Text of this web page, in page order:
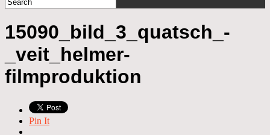
15090_bild_3_quatsch_-
_veit_helmer-
filmproduktion
Pin It